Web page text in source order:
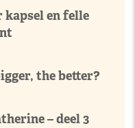
en felle
the better?
– deel 3